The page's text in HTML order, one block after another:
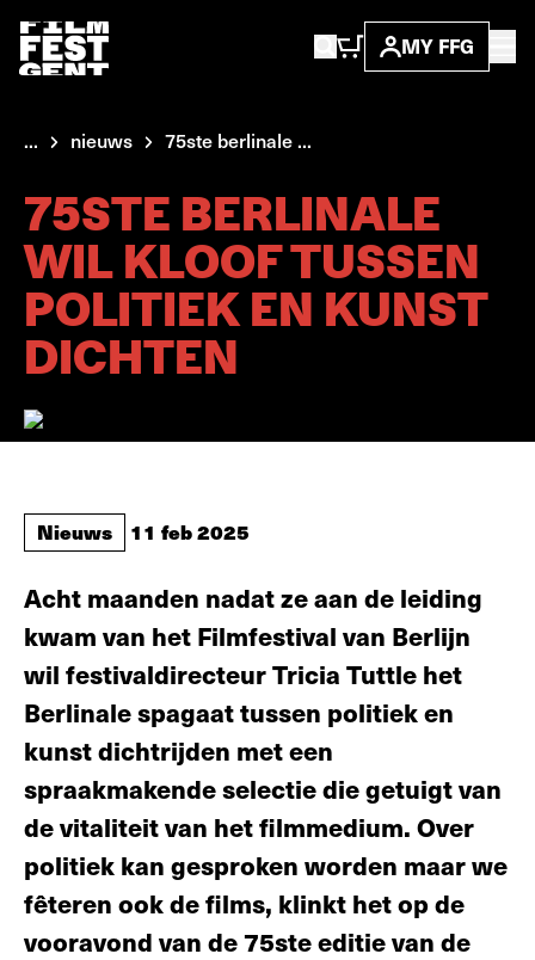
MY FFG
... nieuws 75ste berlinale ...
75STE BERLINALE
WIL KLOOF TUSSEN
POLITIEK EN KUNST
DICHTEN
Nieuws 11 feb 2025
Acht maanden nadat ze aan de leiding
kwam van het Filmfestival van Berlijn
wil festivaldirecteur Tricia Tuttle het
Berlinale spagaat tussen politiek en
kunst dichtrijden met een
spraakmakende selectie die getuigt van
de vitaliteit van het filmmedium. Over
politiek kan gesproken worden maar we
fêteren ook de films, klinkt het op de
vooravond van de 75ste editie van de